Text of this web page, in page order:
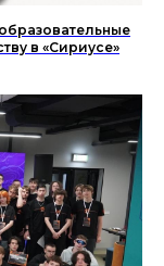
в «Сириусе»